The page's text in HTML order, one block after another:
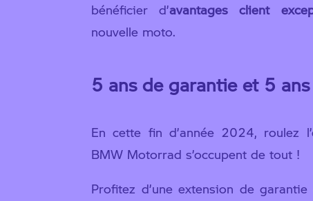
bénéficier d’avantages client
nouvelle moto.
5 ans de garantie et 5
En cette fin d’année 2024, roulez
BMW Motorrad s’occupent de tout !
Profitez d’une extension de